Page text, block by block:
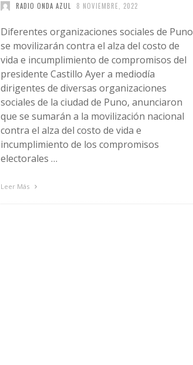
RADIO ONDA AZUL 8 NOVIEMBRE, 2022
Diferentes organizaciones sociales de Puno
se movilizarán contra el alza del costo de
vida e incumplimiento de compromisos del
presidente Castillo Ayer a mediodía
dirigentes de diversas organizaciones
sociales de la ciudad de Puno, anunciaron
que se sumarán a la movilización nacional
contra el alza del costo de vida e
incumplimiento de los compromisos
electorales …
Leer Más